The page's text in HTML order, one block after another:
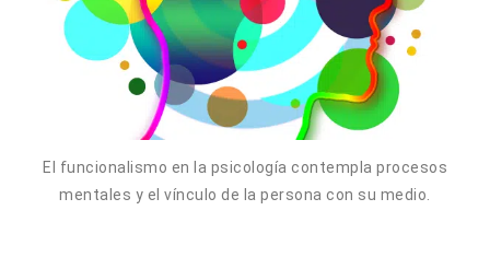
El funcionalismo en la psicología contempla procesos
mentales y el vínculo de la persona con su medio.